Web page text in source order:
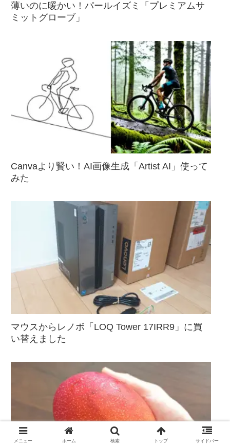
薄いのに暖かい！パールイズミ「プレミアムサ
ミットグローブ」
Canvaより賢い！AI画像生成「Artist AI」使って
みた
マウスからレノボ「LOQ Tower 17IRR9」に買
い替えました
メニュー ホーム 検索 トップ サイドバー